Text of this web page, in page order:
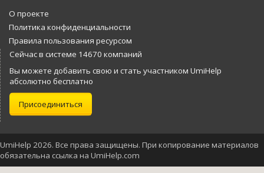
О проекте
Политика конфиденциальности
Правила пользования ресурсом
Сейчас в системе 14670 компаний
Вы можете добавить свою и стать участником UmiHelp
абсолютно бесплатно
Присоединиться
UmiHelp 2026. Все права защищены. При копирование материалов
обязательна ссылка на UmiHelp.com